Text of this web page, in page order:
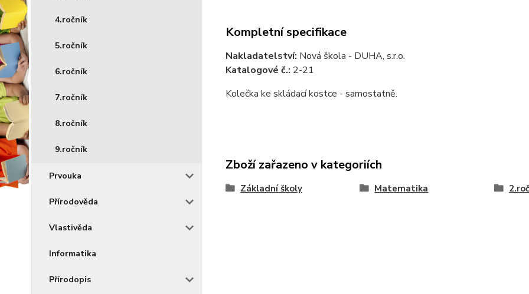
4.ročník
5.ročník
6.ročník
7.ročník
8.ročník
9.ročník
Prvouka
Přírodověda
Vlastivěda
Informatika
Přírodopis
Kompletní specifikace
Nakladatelství: Nová škola - DUHA, s.r.o.
Katalogové č.: 2-21
Kolečka ke skládací kostce - samostatně.
Zboží zařazeno v kategoriích
Základní školy Matematika